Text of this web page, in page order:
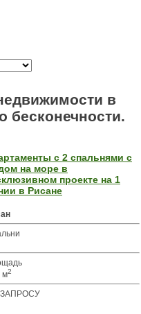
в
бесконечности.
с 2 спальнями с
на море в
проекте на 1
в Рисане
м2